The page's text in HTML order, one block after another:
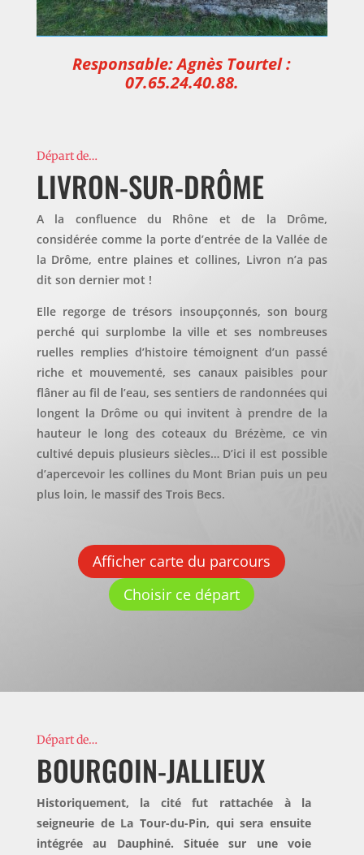
Responsable: Agnès Tourtel :
07.65.24.40.88.
Départ de…
LIVRON-SUR-DRÔME
A la confluence du Rhône et de la Drôme,
considérée comme la porte d’entrée de la Vallée de
la Drôme, entre plaines et collines, Livron n’a pas
dit son dernier mot !
Elle regorge de trésors insoupçonnés, son bourg
perché qui surplombe la ville et ses nombreuses
ruelles remplies d’histoire témoignent d’un passé
riche et mouvementé, ses canaux paisibles pour
flâner au fil de l’eau, ses sentiers de randonnées qui
longent la Drôme ou qui invitent à prendre de la
hauteur le long des coteaux du Brézème, ce vin
cultivé depuis plusieurs siècles… D’ici il est possible
d’apercevoir les collines du Mont Brian puis un peu
plus loin, le massif des Trois Becs.
Afficher carte du parcours
Choisir ce départ
Départ de…
BOURGOIN-JALLIEUX
Historiquement, la cité fut rattachée à la
seigneurie de La Tour-du-Pin, qui sera ensuite
intégrée au Dauphiné. Située sur une voie